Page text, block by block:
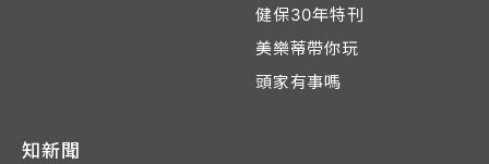
健保30年特刊
美樂蒂帶你玩
頭家有事嗎
知新聞